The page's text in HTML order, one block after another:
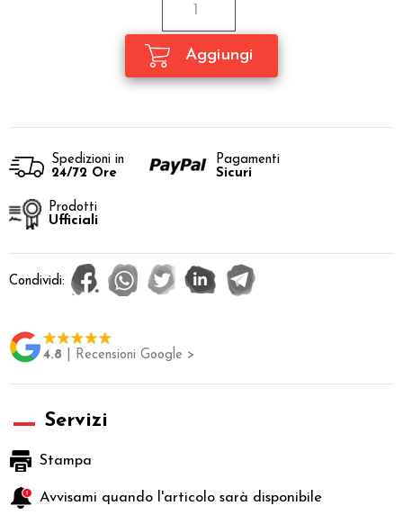
Spedizioni in
24/72 Ore
Pagamenti
Sicuri
Prodotti
Ufficiali
Condividi:
4.8 | Recensioni Google >
Servizi
Stampa
Avvisami quando l'articolo sarà disponibile